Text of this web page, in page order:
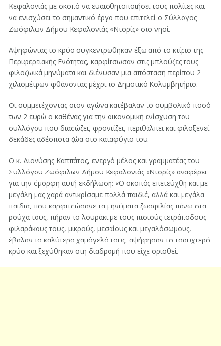
Κεφαλονιάς με σκοπό να ευαισθητοποιήσει τους πολίτες και
να ενισχύσει το σημαντικό έργο που επιτελεί ο Σύλλογος
Ζωόφιλων Δήμου Κεφαλονιάς «Ντορίς» στο νησί.
Αψηφώντας το κρύο συγκεντρώθηκαν έξω από το κτίριο της
Περιφερειακής Ενότητας, καρφίτσωσαν στις μπλούζες τους
φιλοζωικά μηνύματα και διένυσαν μια απόσταση περίπου 2
χιλιομέτρων φθάνοντας μέχρι το Δημοτικό Κολυμβητήριο.
Οι συμμετέχοντας στον αγώνα κατέβαλαν το συμβολικό ποσό
των 2 ευρώ ο καθένας για την οικονομική ενίσχυση του
συλλόγου που διασώζει, φροντίζει, περιθάλπει και φιλοξενεί
δεκάδες αδέσποτα ζώα στο καταφύγιο του.
Ο κ. Διονύσης Καππάτος, ενεργό μέλος και γραμματέας του
Συλλόγου Ζωόφιλων Δήμου Κεφαλονιάς «Ντορίς» αναφέρει
για την όμορφη αυτή εκδήλωση: «Ο σκοπός επετεύχθη και με
μεγάλη μας χαρά αντικρίσαμε πολλά παιδιά, αλλά και μεγάλα
παιδιά, που καρφιτσώσανε τα μηνύματα ζωοφιλίας πάνω στα
ρούχα τους, πήραν το λουράκι με τους πιστούς τετράποδους
φιλαράκους τους, μικρούς, μεσαίους και μεγαλόσωμους,
έβαλαν το καλύτερο χαμόγελό τους, αψήφησαν το τσουχτερό
κρύο και ξεχύθηκαν στη διαδρομή που είχε ορισθεί.